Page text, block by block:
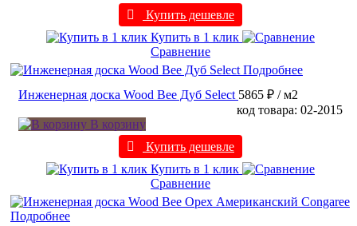
Купить дешевле
Купить в 1 клик
Сравнение
Подробнее
Инженерная доска Wood Bee Дуб Select 5865 ₽ / м2
код товара: 02-2015
В корзину
Купить дешевле
Купить в 1 клик
Сравнение
Подробнее